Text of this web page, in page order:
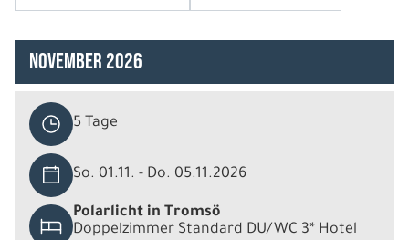
November 2026
5 Tage
So. 01.11. - Do. 05.11.2026
Polarlicht in Tromsö
Doppelzimmer Standard DU/WC 3* Hotel